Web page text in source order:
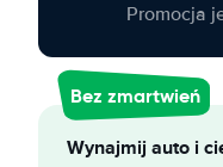
Promocja
Bez zmartwień
Wynajmij auto i